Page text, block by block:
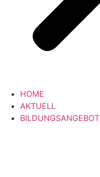
HOME
AKTUELL
BILDUNGSANGEBOT